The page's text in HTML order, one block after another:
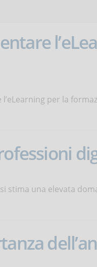
per la
stima una elevata